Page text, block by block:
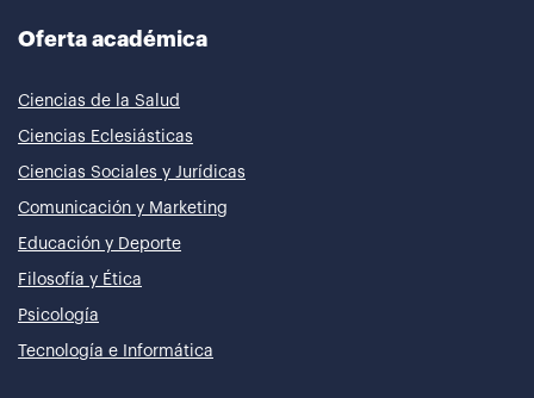
Oferta académica
Ciencias de la Salud
Ciencias Eclesiásticas
Ciencias Sociales y Jurídicas
Comunicación y Marketing
Educación y Deporte
Filosofía y Ética
Psicología
Tecnología e Informática